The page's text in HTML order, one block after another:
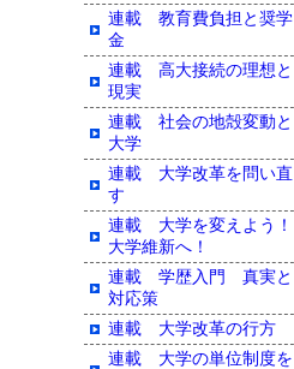
連載 教育費負担と奨学
金
連載 高大接続の理想と
現実
連載 社会の地殻変動と
大学
連載 大学改革を問い直
す
連載 大学を変えよう！
大学維新へ！
連載 学歴入門 真実と
対応策
連載 大学改革の行方
連載 大学の単位制度を